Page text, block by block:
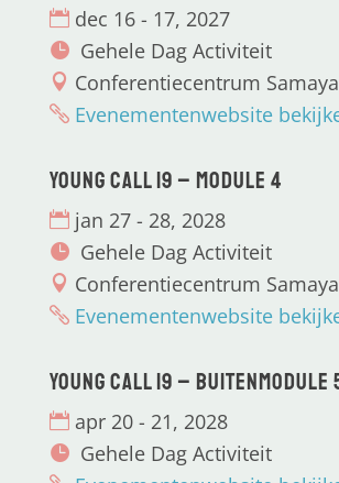
dec 16 - 17, 2027
Gehele Dag Activiteit
Conferentiecentrum Samaya
Evenementenwebsite
Young CALL 19 – Module 4
jan 27 - 28, 2028
Gehele Dag Activiteit
Conferentiecentrum Samaya
Evenementenwebsite
Young CALL 19 – Buitenmodule
apr 20 - 21, 2028
Gehele Dag Activiteit